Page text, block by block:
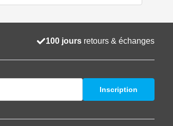
100 jours retours & échanges
Inscription